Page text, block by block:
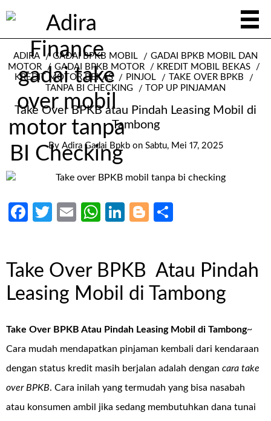
ADIRA GADAI BPKB MOBIL
GADAI BPKB MOBIL DAN
MOTOR
GADAI BPKB MOTOR
KREDIT MOBIL BEKAS
KREDIT MOTOR BEKAS
PINJOL
TAKE OVER BPKB
TANPA BI CHECKING
TOP UP PINJAMAN
Take Over BPKB atau Pindah Leasing Mobil di
Tambong
By Adira Gadai Bpkb on Sabtu, Mei 17, 2025
Facebook
Twitter
EmailWhatsApp
LinkedIn
Blogger
Take Over BPKB Atau Pindah
Leasing Mobil di Tambong
Take Over BPKB Atau Pindah Leasing Mobil di Tambong~
Cara mudah mendapatkan pinjaman kembali dari kendaraan
dengan status kredit masih berjalan adalah dengan cara take
over BPKB. Cara inilah yang termudah yang bisa nasabah
atau konsumen ambil jika sedang membutuhkan dana tunai